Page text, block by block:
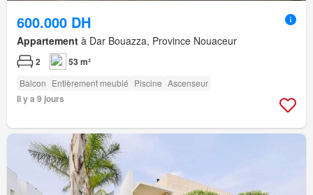
600.000 DH
Appartement à Dar Bouazza, Province Nouaceur
2 53 m²
Balcon Entièrement meublé Piscine Ascenseur
Il y a 9 jours